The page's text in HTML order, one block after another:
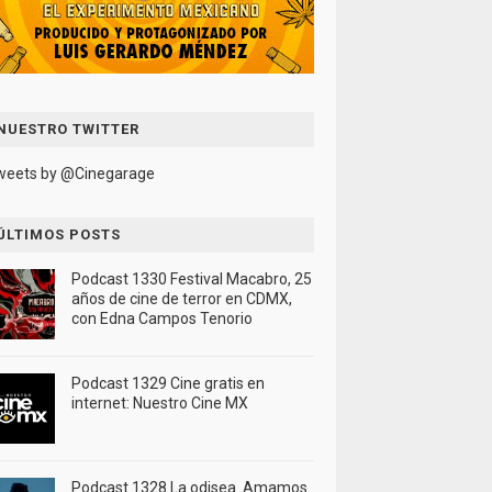
TWITTER
by @Cinegarage
POSTS
Podcast 1330 Festival Macabro, 25
años de cine de terror en CDMX,
con Edna Campos Tenorio
Podcast 1329 Cine gratis en
internet: Nuestro Cine MX
Podcast 1328 La odisea. Amamos